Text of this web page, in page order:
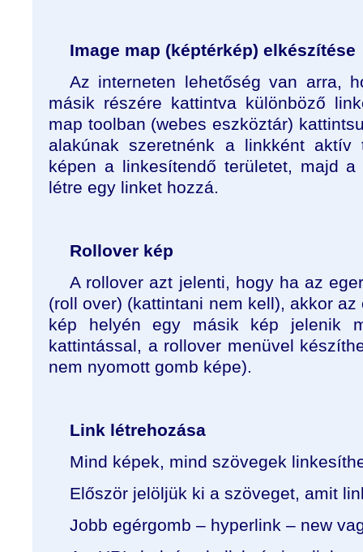
Image map (képtérkép) elkészítése
Az interneten lehetőség van arra,
másik részére kattintva különböző
map toolban (webes eszköztár)
alakúnak szeretnénk a linkként
képen a linkesítendő területet, majd
létre egy linket hozzá.
Rollover kép
A rollover azt jelenti, hogy ha az
(roll over) (kattintani nem kell), akkor
kép helyén egy másik kép jelenik
kattintással, a rollover menüvel
nem nyomott gomb képe).
Link létrehozása
Mind képek, mind szövegek
Először jelöljük ki a szöveget, amit
Jobb egérgomb – hyperlink – new